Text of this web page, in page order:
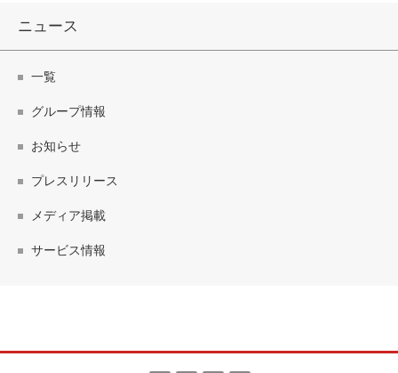
ニュース
一覧
グループ情報
お知らせ
プレスリリース
メディア掲載
サービス情報